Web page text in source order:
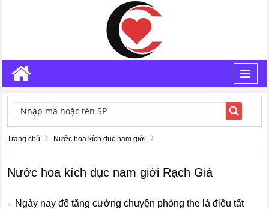
TÌM KIẾM
Trang chủ Nước hoa kích dục nam giới
Nước hoa kích dục nam giới Rạch Giá
- Ngày nay để tăng cường chuyện phòng the là điều tất